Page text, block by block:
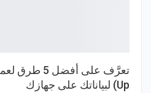
Up) لبياناتك على جهازك